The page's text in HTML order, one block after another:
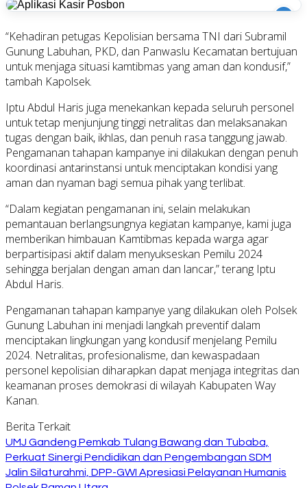
i
“Kehadiran petugas Kepolisian bersama TNI dari Subramil
Gunung Labuhan, PKD, dan Panwaslu Kecamatan bertujuan
untuk menjaga situasi kamtibmas yang aman dan kondusif,”
tambah Kapolsek.
Iptu Abdul Haris juga menekankan kepada seluruh personel
untuk tetap menjunjung tinggi netralitas dan melaksanakan
tugas dengan baik, ikhlas, dan penuh rasa tanggung jawab.
Pengamanan tahapan kampanye ini dilakukan dengan penuh
koordinasi antarinstansi untuk menciptakan kondisi yang
aman dan nyaman bagi semua pihak yang terlibat.
“Dalam kegiatan pengamanan ini, selain melakukan
pemantauan berlangsungnya kegiatan kampanye, kami juga
memberikan himbauan Kamtibmas kepada warga agar
berpartisipasi aktif dalam menyukseskan Pemilu 2024
sehingga berjalan dengan aman dan lancar,” terang Iptu
Abdul Haris.
Pengamanan tahapan kampanye yang dilakukan oleh Polsek
Gunung Labuhan ini menjadi langkah preventif dalam
menciptakan lingkungan yang kondusif menjelang Pemilu
2024. Netralitas, profesionalisme, dan kewaspadaan
personel kepolisian diharapkan dapat menjaga integritas dan
keamanan proses demokrasi di wilayah Kabupaten Way
Kanan.
Berita Terkait
UMJ Gandeng Pemkab Tulang Bawang dan Tubaba,
Perkuat Sinergi Pendidikan dan Pengembangan SDM
Jalin Silaturahmi, DPP-GWI Apresiasi Pelayanan Humanis